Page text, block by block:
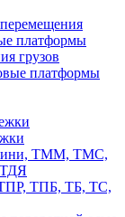
платформы
грузов
платформы
ТММ, ТМС,
ТПБ, ТБ, ТС,